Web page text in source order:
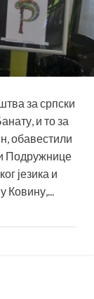
за српски
и то за
обавестили
Подружнице
језика и
Ковину,...